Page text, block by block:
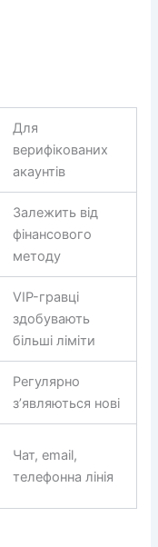
Для
верифікованих
акаунтів
Залежить від
фінансового
методу
VIP-гравці
здобувають
більші ліміти
Регулярно
з’являються нові
Чат, email,
телефонна лінія